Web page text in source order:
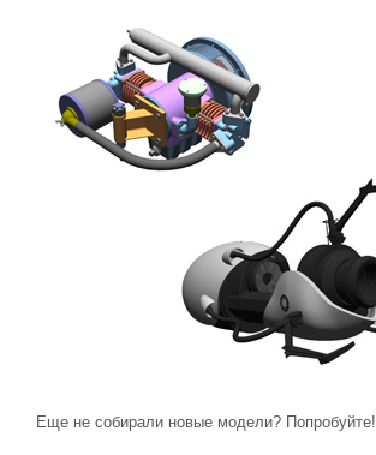
Еще не собирали новые модели? Попробуйте!